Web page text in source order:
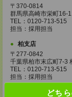
どち
〒370-0814
群馬県高崎市栄町
TEL：0120-713-515
担当：採用担当
柏支店
〒277-0842
千葉県柏市末広町7-3
TEL：0120-713-515
担当：採用担当